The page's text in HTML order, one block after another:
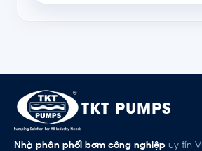
TKT PUMPS
Nhà phân phối bơm công nghiệp uy tín